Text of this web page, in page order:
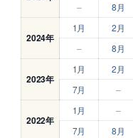
–
8月
2024年
1月 2月
–
8月
2023年
1月 2月
7月
–
2022年
1月 –
7月
8月